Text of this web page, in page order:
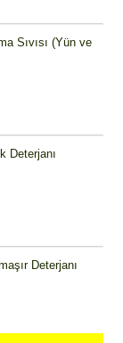
Sıvısı (Yün ve
Deterjanı
Deterjanı